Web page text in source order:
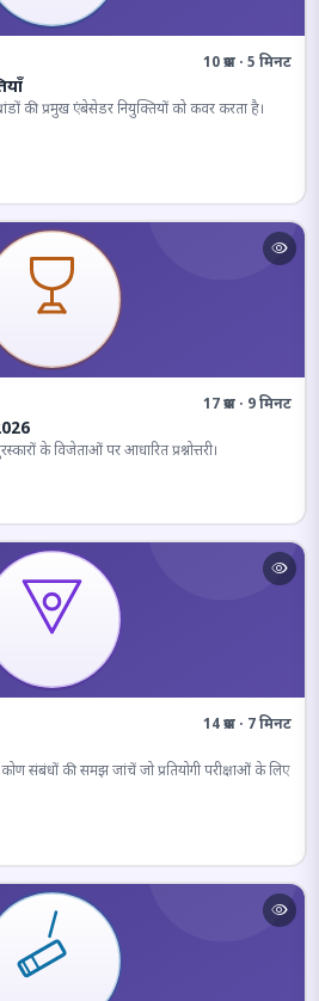
10 प्रश्न · 5 मिनट
की प्रमुख एंबेसेडर नियुक्तियों को कवर करता है।
17 प्रश्न · 9 मिनट
के विजेताओं पर आधारित प्रश्नोत्तरी।
14 प्रश्न · 7 मिनट
संबंधों की समझ जांचें जो प्रतियोगी परीक्षाओं के लिए